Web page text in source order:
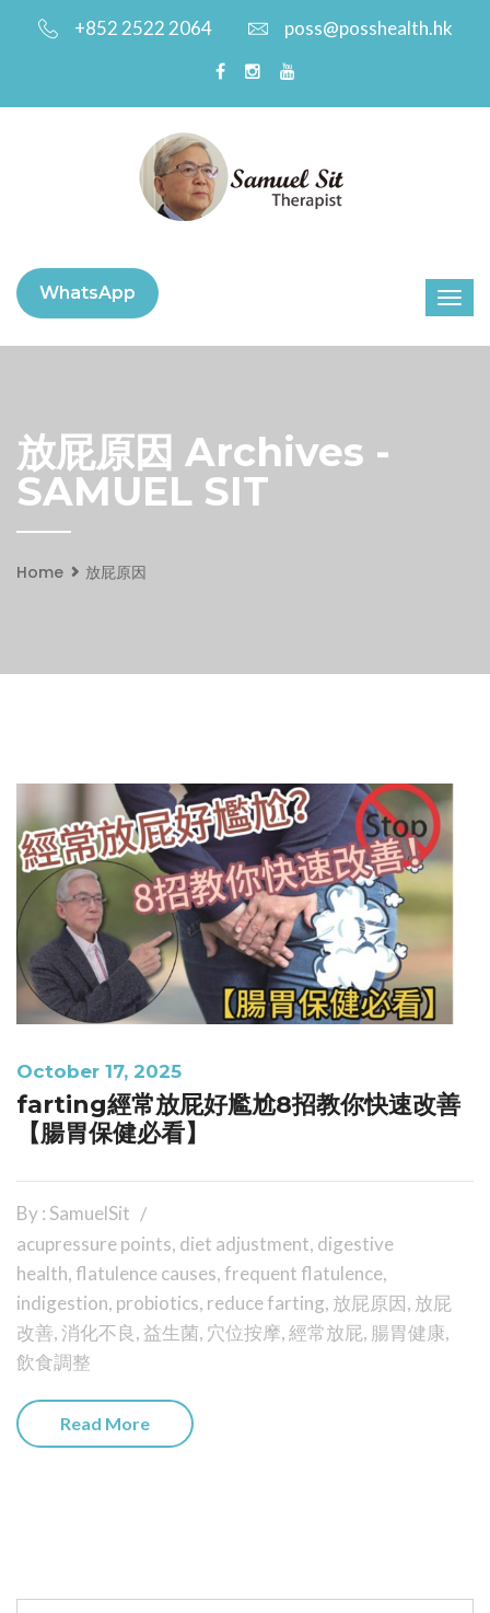
+852 2522 2064 poss@posshealth.hk
WhatsApp
放屁原因 Archives -
SAMUEL SIT
Home 放屁原因
October 17, 2025
farting經常放屁好尷尬8招教你快速改善
【腸胃保健必看】
By : SamuelSit
acupressure points, diet adjustment, digestive
health,flatulence causes,frequent flatulence,
indigestion, probiotics, reduce farting, 放屁原因, 放屁
改善, 消化不良,益生菌, 穴位按摩,經常放屁, 腸胃健康,
飲食調整
Read More